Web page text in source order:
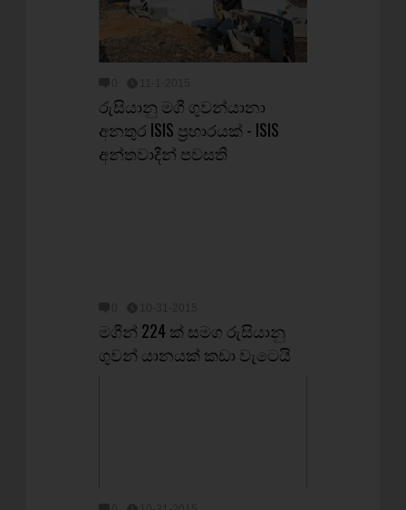
රුසියානු මගී ගුවන්යානා
අනතුර ISIS ප්‍රහාරයක් - ISIS
අන්තවාදීන් පවසති
මගීන් 224 ක් සමග රුසියානු
ගුවන් යානයක් කඩා වැටෙයි